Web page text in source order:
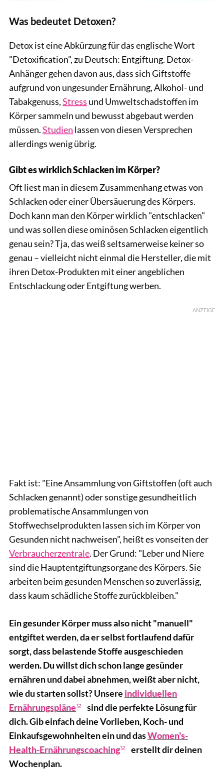
Was bedeutet Detoxen?
Detox ist eine Abkürzung für das englische Wort
"Detoxification", zu Deutsch: Entgiftung. Detox-
Anhänger gehen davon aus, dass sich Giftstoffe
aufgrund von ungesunder Ernährung, Alkohol- und
Tabakgenuss,Stress und Umweltschadstoffen im
Körper sammeln und bewusst abgebaut werden
müssen.Studien lassen von diesen Versprechen
allerdings wenig übrig.
Gibt es wirklich Schlacken im Körper?
Oft liest man in diesem Zusammenhang etwas von
Schlacken oder einer Übersäuerung des Körpers.
Doch kann man den Körper wirklich "entschlacken"
und was sollen diese ominösen Schlacken eigentlich
genau sein? Tja, das weiß seltsamerweise keiner so
genau – vielleicht nicht einmal die Hersteller, die mit
ihren Detox-Produkten mit einer angeblichen
Entschlackung oder Entgiftung werben.
ANZEIGE
Fakt ist: "Eine Ansammlung von Giftstoffen (oft auch
Schlacken genannt) oder sonstige gesundheitlich
problematische Ansammlungen von
Stoffwechselprodukten lassen sich im Körper von
Gesunden nicht nachweisen", heißt es vonseiten der
Verbraucherzentrale. Der Grund: "Leber und Niere
sind die Hauptentgiftungsorgane des Körpers. Sie
arbeiten beim gesunden Menschen so zuverlässig,
dass kaum schädliche Stoffe zurückbleiben."
Ein gesunder Körper muss also nicht "manuell"
entgiftet werden, da er selbst fortlaufend dafür
sorgt, dass belastende Stoffe ausgeschieden
werden. Du willst dich schon lange gesünder
ernähren und dabei abnehmen, weißt aber nicht,
wie du starten sollst? Unsere individuellen
Ernährungspläne
sind die perfekte Lösung für
dich. Gib einfach deine Vorlieben, Koch- und
Einkaufsgewohnheiten ein und dasWomen's-
Health-Ernährungscoaching
erstellt dir deinen
Wochenplan.